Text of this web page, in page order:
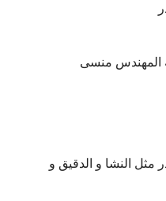
المهندس منسى
مثل النشا و الدقيق و